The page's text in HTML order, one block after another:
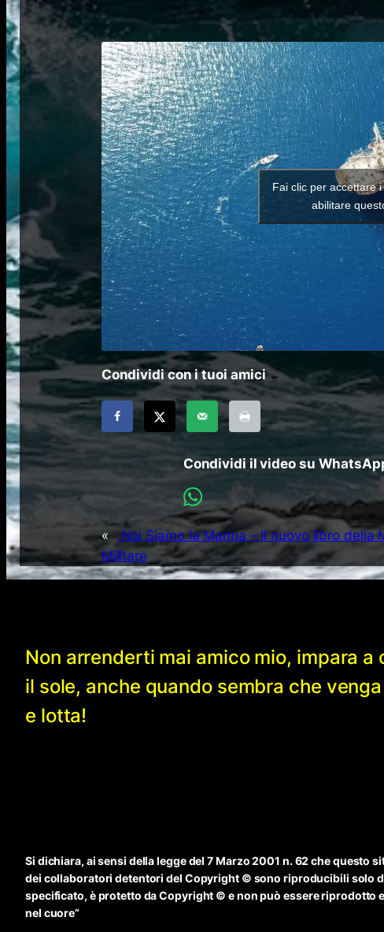
Fai clic per accettare
abilitare
Condividi con i tuoi amici
Condividi il video su
«
Noi Siamo la Marina – Il nuovo libro della
Militare
Non arrenderti mai amico mio, impara a
il sole, anche quando sembra che
e lotta!
Si dichiara, ai sensi della legge del 7 Marzo 2001 n. 62 che questo
dei collaboratori detentori del Copyright © sono riproducibili solo
specificato, è protetto da Copyright © e non può essere riprodotto
nel cuore”